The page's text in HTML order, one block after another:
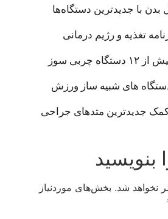
بدن با جدیدترین دستگاه‌ها
تغذیه و رژیم درمانی
چربی سوز
دستگاه های شبیه ساز ورزش
کمک جدیدترین متدهای جراحی
بنویسید
نخواهد شد. بخش‌های موردنیاز